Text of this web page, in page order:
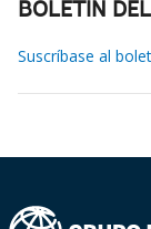
BOLETÍN
Suscríbase al